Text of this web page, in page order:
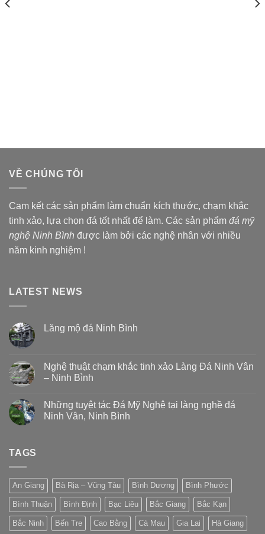
VỀ CHÚNG TÔI
Cam kết các sản phẩm làm chuẩn kích thước, chạm khắc
tinh xảo, lựa chọn đá tốt nhất để làm. Các sản phẩm đá mỹ
nghệ Ninh Bình được làm bởi các nghệ nhân với nhiều
năm kinh nghiệm !
LATEST NEWS
Lăng mộ đá Ninh Bình
Nghệ thuật chạm khắc tinh xảo Làng Đá Ninh Vân
– Ninh Bình
Những tuyệt tác Đá Mỹ Nghệ tại làng nghề đá
Ninh Vân, Ninh Bình
TAGS
An Giang Bà Rịa – Vũng Tàu Bình Dương Bình Phước
Bình Thuận Bình Định Bạc Liêu Bắc Giang Bắc Kạn
Bắc Ninh Bến Tre Cao Bằng Cà Mau Gia Lai Hà Giang